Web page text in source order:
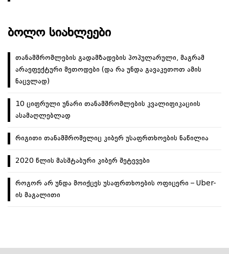
ᲑᲝᲚᲝ ᲡᲘᲐᲮᲚᲔᲔᲑᲘ
თანამშრომლების გადამზადების პოპულარული, მაგრამ
არაეფექტური მეთოდები (და რა უნდა გავაკეთოთ ამის
ნაცვლად)
10 ციფრული უნარი თანამშრომლების კვალიფიკაციის
ასამაღლებლად
რიგითი თანამშრომელიც კიბერ უსაფრთხოების ნაწილია
2020 წლის მასშტაბური კიბერ შეტევები
როგორ არ უნდა მოიქცეს უსაფრთხოების ოფიცერი – Uber-
ის მაგალითი